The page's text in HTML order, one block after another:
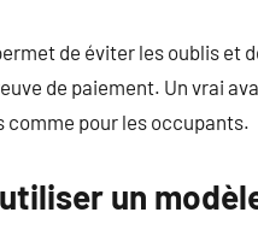
de éviter les oublis et
de paiement. Un vrai
comme pour les occupants.
un